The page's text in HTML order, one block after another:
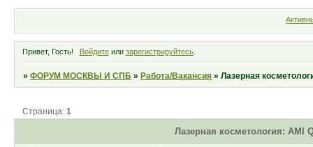
Привет, Гость! Войдитеили зарегистрируйтесь.
»ФОРУМ МОСКВЫ И СПБ »Работа/Вакансия »Лазерная
Лазерная косметология: AMI
Страница:1